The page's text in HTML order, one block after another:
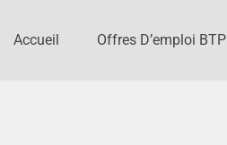
Accueil Offres D’emploi BTP